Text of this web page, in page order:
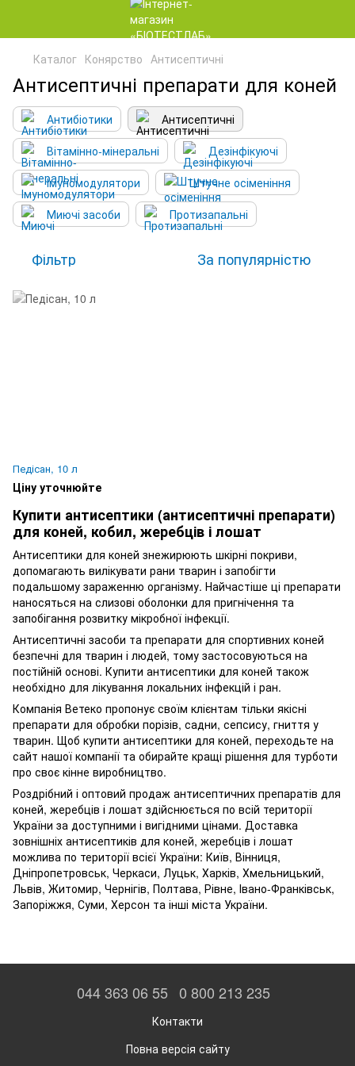
Каталог Конярство Антисептичні
Антисептичні препарати для коней
Антибіотики
Антисептичні
Вітамінно-мінеральні
Дезінфікуючі
Імуномодулятори
Штучне осіменіння
Миючі засоби
Протизапальні
Фільтр За популярністю
Педісан, 10 л
Ціну уточнюйте
Купити антисептики (антисептичні препарати)
для коней, кобил, жеребців і лошат
Антисептики для коней знежирюють шкірні покриви,
допомагають вилікувати рани тварин і запобігти
подальшому зараженню організму. Найчастіше ці препарати
наносяться на слизові оболонки для пригнічення та
запобігання розвитку мікробної інфекції.
Антисептичні засоби та препарати для спортивних коней
безпечні для тварин і людей, тому застосовуються на
постійній основі. Купити антисептики для коней також
необхідно для лікування локальних інфекцій і ран.
Компанія Ветеко пропонує своїм клієнтам тільки якісні
препарати для обробки порізів, садни, сепсису, гниття у
тварин. Щоб купити антисептики для коней, переходьте на
сайт нашої компанії та обирайте кращі рішення для турботи
про своє кінне виробництво.
Роздрібний і оптовий продаж антисептичних препаратів для
коней, жеребців і лошат здійснюється по всій території
України за доступними і вигідними цінами. Доставка
зовнішніх антисептиків для коней, жеребців і лошат
можлива по території всієї України: Київ, Вінниця,
Дніпропетровськ, Черкаси, Луцьк, Харків, Хмельницький,
Львів, Житомир, Чернігів, Полтава, Рівне, Івано-Франківськ,
Запоріжжя, Суми, Херсон та інші міста України.
044 363 06 55 0 800 213 235
Контакти
Повна версія сайту